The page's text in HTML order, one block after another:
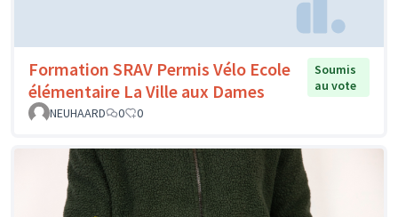
Formation SRAV Permis Vélo Ecole
élémentaire La Ville aux Dames
Soumis
au vote
NEUHAARD
0 0